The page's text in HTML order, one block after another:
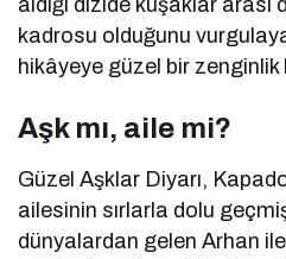
aldığı dizide kuşaklar arası
kadrosu olduğunu
hikâyeye güzel bir zenginlik
Aşk mı, aile mi?
Güzel Aşklar Diyarı,
ailesinin sırlarla dolu
dünyalardan gelen Arhan ile